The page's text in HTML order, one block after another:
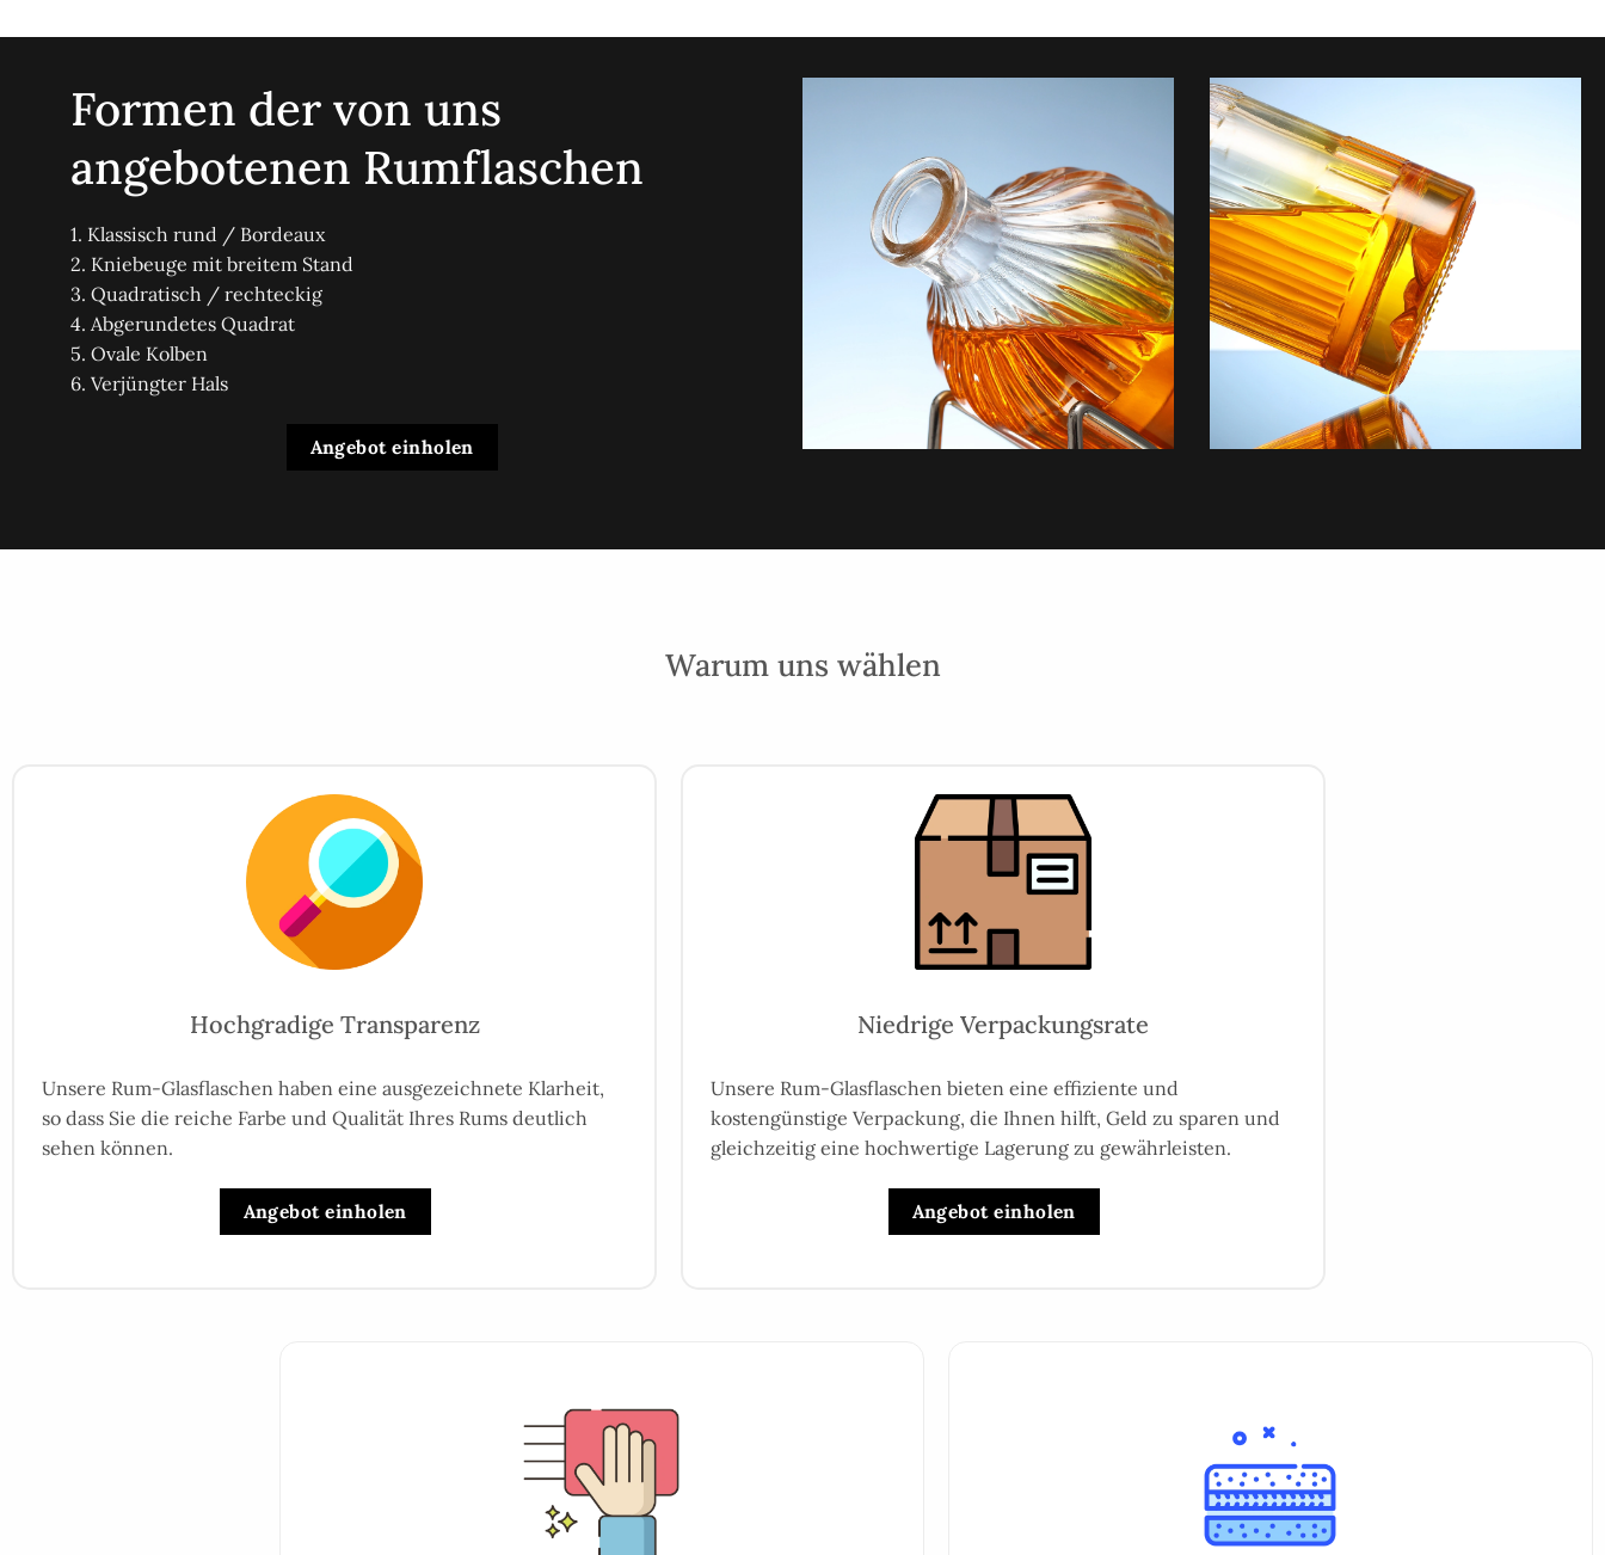
Formen der von uns
angebotenen Rumflaschen
1. Klassisch rund / Bordeaux
2. Kniebeuge mit breitem Stand
3. Quadratisch / rechteckig
4. Abgerundetes Quadrat
5. Ovale Kolben
6. Verjüngter Hals
Angebot einholen
Warum uns wählen
Hochgradige Transparenz
Unsere Rum-Glasflaschen haben eine ausgezeichnete Klarheit,
so dass Sie die reiche Farbe und Qualität Ihres Rums deutlich
sehen können.
Angebot einholen
Niedrige Verpackungsrate
Unsere Rum-Glasflaschen bieten eine effiziente und
kostengünstige Verpackung, die Ihnen hilft, Geld zu sparen und
gleichzeitig eine hochwertige Lagerung zu gewährleisten.
Angebot einholen